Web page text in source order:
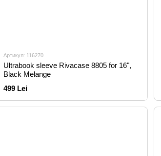
Артикул: 116270
Ultrabook sleeve Rivacase 8805 for 16",
Black Melange
499 Lei